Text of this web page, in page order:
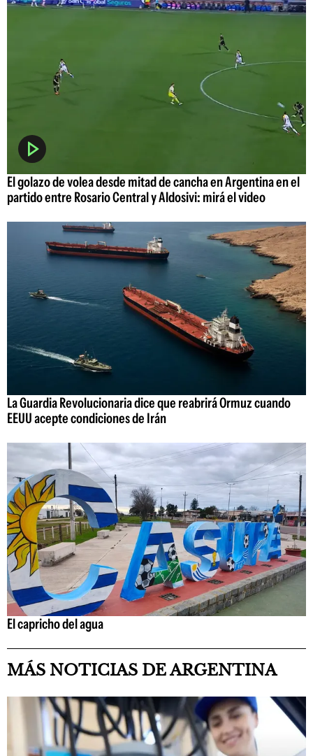
El golazo de volea desde mitad de cancha en Argentina en el
partido entre Rosario Central y Aldosivi: mirá el video
La Guardia Revolucionaria dice que reabrirá Ormuz cuando
EEUU acepte condiciones de Irán
El capricho del agua
MÁS NOTICIAS DE ARGENTINA